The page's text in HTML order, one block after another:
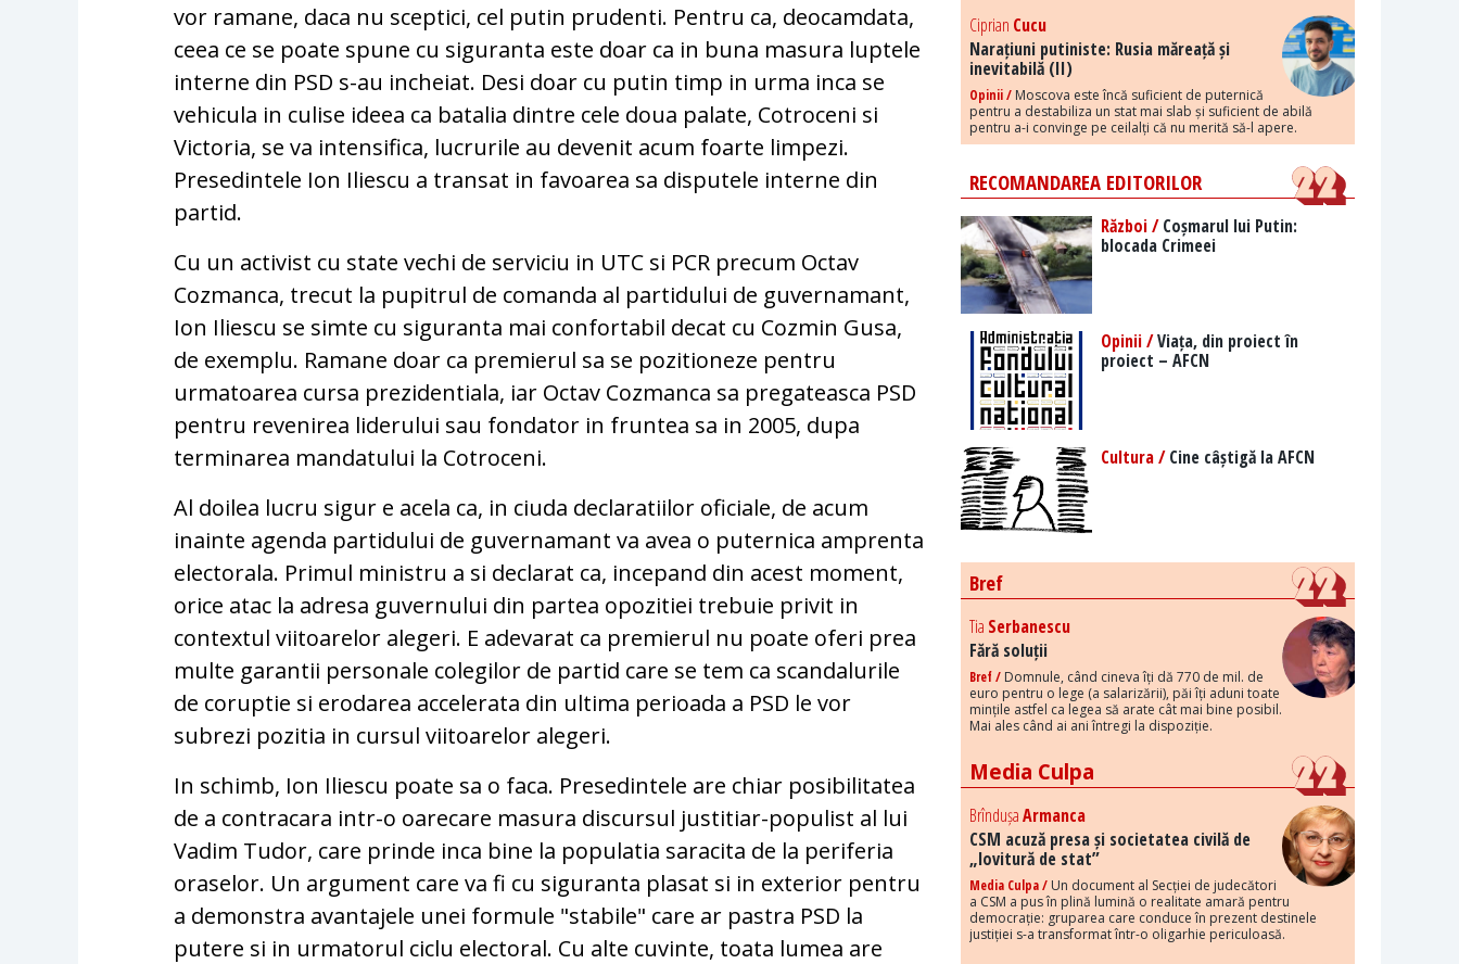
vor ramane, daca nu sceptici, cel putin prudenti. Pentru ca, deocamdata,
ceea ce se poate spune cu siguranta este doar ca in buna masura luptele
interne din PSD s-au incheiat. Desi doar cu putin timp in urma inca se
vehicula in culise ideea ca batalia dintre cele doua palate, Cotroceni si
Victoria, se va intensifica, lucrurile au devenit acum foarte limpezi.
Presedintele Ion Iliescu a transat in favoarea sa disputele interne din
partid.
Cu un activist cu state vechi de serviciu in UTC si PCR precum Octav
Cozmanca, trecut la pupitrul de comanda al partidului de guvernamant,
Ion Iliescu se simte cu siguranta mai confortabil decat cu Cozmin Gusa,
de exemplu. Ramane doar ca premierul sa se pozitioneze pentru
urmatoarea cursa prezidentiala, iar Octav Cozmanca sa pregateasca PSD
pentru revenirea liderului sau fondator in fruntea sa in 2005, dupa
terminarea mandatului la Cotroceni.
Al doilea lucru sigur e acela ca, in ciuda declaratiilor oficiale, de acum
inainte agenda partidului de guvernamant va avea o puternica amprenta
electorala. Primul ministru a si declarat ca, incepand din acest moment,
orice atac la adresa guvernului din partea opozitiei trebuie privit in
contextul viitoarelor alegeri. E adevarat ca premierul nu poate oferi prea
multe garantii personale colegilor de partid care se tem ca scandalurile
de coruptie si erodarea accelerata din ultima perioada a PSD le vor
subrezi pozitia in cursul viitoarelor alegeri.
In schimb, Ion Iliescu poate sa o faca. Presedintele are chiar posibilitatea
de a contracara intr-o oarecare masura discursul justitiar-populist al lui
Vadim Tudor, care prinde inca bine la populatia saracita de la periferia
oraselor. Un argument care va fi cu siguranta plasat si in exterior pentru
a demonstra avantajele unei formule "stabile" care ar pastra PSD la
putere si in urmatorul ciclu electoral. Cu alte cuvinte, toata lumea are
Ciprian Cucu
Narațiuni putiniste: Rusia măreață și
inevitabilă (II)
Opinii / Moscova este încă suficient de puternică
pentru a destabiliza un stat mai slab și suficient de abilă
pentru a-i convinge pe ceilalți că nu merită să-l apere.
RECOMANDAREA EDITORILOR
Război /Coșmarul lui Putin:
blocada Crimeei
Opinii /Viața, din proiect în
proiect – AFCN
Cultura /Cine câștigă la AFCN
Bref
Tia Serbanescu
Fără soluții
Bref / Domnule, când cineva îți dă 770 de mil. de
euro pentru o lege (a salarizării), păi îți aduni toate
mințile astfel ca legea să arate cât mai bine posibil.
Mai ales când ai ani întregi la dispoziție.
Media Culpa
BrîndușaArmanca
CSM acuză presa și societatea civilă de
„lovitură de stat”
Media Culpa / Un document al Secției de judecători
a CSM a pus în plină lumină o realitate amară pentru
democrație: gruparea care conduce în prezent destinele
justiției s-a transformat într-o oligarhie periculoasă.